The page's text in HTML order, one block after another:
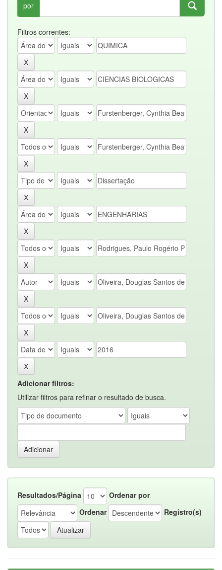
por
Filtros correntes:
Adicionar filtros:
Utilizar filtros para refinar o resultado de busca.
Resultados/Página
Ordenar por
Ordenar
Registro(s)